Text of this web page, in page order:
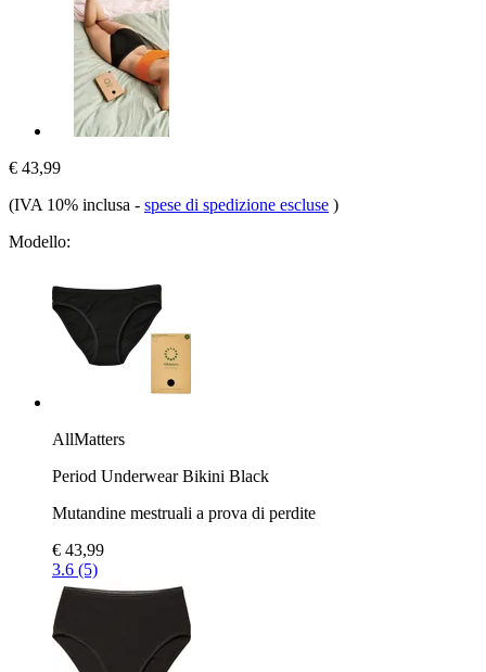
€ 43,99
(IVA 10% inclusa - spese di spedizione escluse )
Modello:
AllMatters
Period Underwear Bikini Black
Mutandine mestruali a prova di perdite
€ 43,99
3.6 (5)